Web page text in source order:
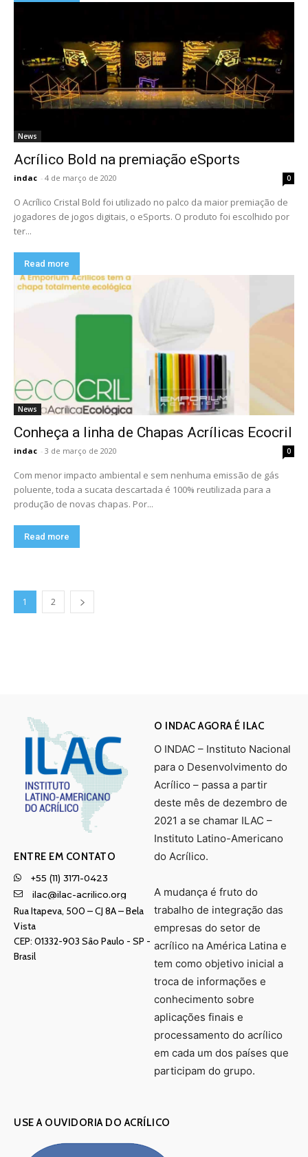
News
Acrílico Bold na premiação eSports
indac - 4 de março de 2020 0
O Acrílico Cristal Bold foi utilizado no palco da maior premiação de
jogadores de jogos digitais, o eSports. O produto foi escolhido por
ter...
Read more
News
Conheça a linha de Chapas Acrílicas Ecocril
indac - 3 de março de 2020 0
Com menor impacto ambiental e sem nenhuma emissão de gás
poluente, toda a sucata descartada é 100% reutilizada para a
produção de novas chapas. Por...
Read more
1 2
ENTRE EM CONTATO
+55 (11) 3171-0423
ilac@ilac-acrilico.org
Rua Itapeva, 500 – CJ 8A – Bela
Vista
CEP: 01332-903 Sâo Paulo - SP -
Brasil
O INDAC AGORA É ILAC
O INDAC – Instituto Nacional
para o Desenvolvimento do
Acrílico – passa a partir
deste mês de dezembro de
2021 a se chamar ILAC –
Instituto Latino-Americano
do Acrílico.
A mudança é fruto do
trabalho de integração das
empresas do setor de
acrílico na América Latina e
tem como objetivo inicial a
troca de informações e
conhecimento sobre
aplicações finais e
processamento do acrílico
em cada um dos países que
participam do grupo.
USE A OUVIDORIA DO ACRÍLICO